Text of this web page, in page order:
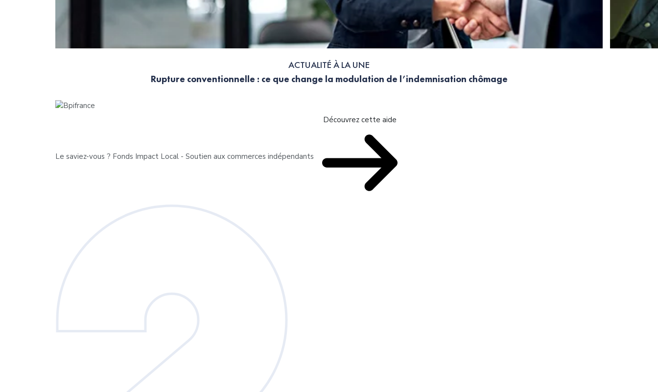
ACTUALITÉ À LA UNE
Rupture conventionnelle : ce que change la modulation de l’indemnisation chômage
Le saviez-vous ? Fonds Impact Local - Soutien aux commerces indépendants
Découvrez cette aide